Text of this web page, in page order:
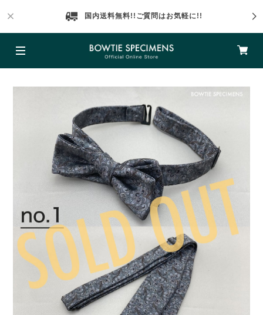
国内送料無料!!ご質問はお気軽に!!